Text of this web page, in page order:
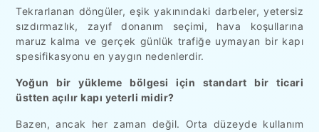
Tekrarlanan döngüler, eşik yakınındaki darbeler, yetersiz
sızdırmazlık, zayıf donanım seçimi, hava koşullarına
maruz kalma ve gerçek günlük trafiğe uymayan bir kapı
spesifikasyonu en yaygın nedenlerdir.
Yoğun bir yükleme bölgesi için standart bir ticari
üstten açılır kapı yeterli midir?
Bazen, ancak her zaman değil. Orta düzeyde kullanım